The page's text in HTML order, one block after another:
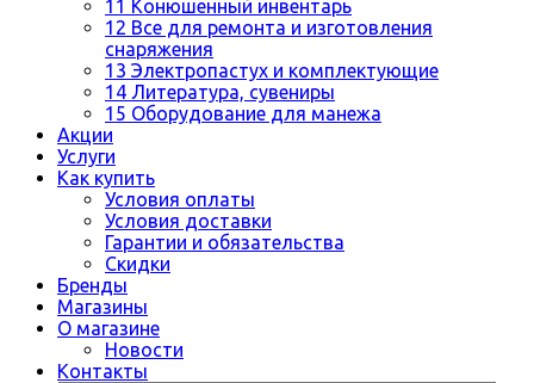
11 Конюшенный инвентарь
12 Все для ремонта и изготовления
снаряжения
13 Электропастух и комплектующие
14 Литература, сувениры
15 Оборудование для манежа
Акции
Услуги
Как купить
Условия оплаты
Условия доставки
Гарантии и обязательства
Скидки
Бренды
Магазины
О магазине
Новости
Контакты